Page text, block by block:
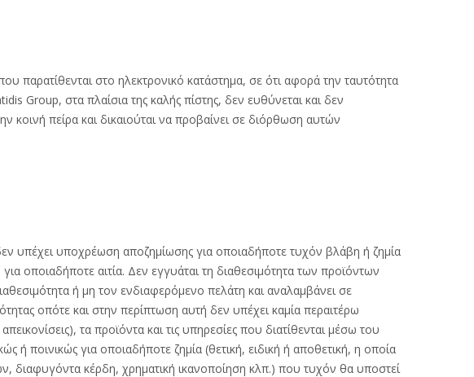
παρατίθενται στο ηλεκτρονικό κατάστημα, σε ότι αφορά την ταυτότητα
Group, στα πλαίσια της καλής πίστης, δεν ευθύνεται και δεν
πείρα και δικαιούται να προβαίνει σε διόρθωση αυτών
υπέχει υποχρέωση αποζημίωσης για οποιαδήποτε τυχόν βλάβη ή ζημία
οποιαδήποτε αιτία. Δεν εγγυάται τη διαθεσιμότητα των προϊόντων
ή μη τον ενδιαφερόμενο πελάτη και αναλαμβάνει σε
οπότε και στην περίπτωση αυτή δεν υπέχει καμία περαιτέρω
τα προϊόντα και τις υπηρεσίες που διατίθενται μέσω του
ποινικώς για οποιαδήποτε ζημία (θετική, ειδική ή αποθετική, η οποία
διαφυγόντα κέρδη, χρηματική ικανοποίηση κλπ.) που τυχόν θα υποστεί